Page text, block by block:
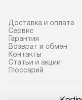
Доставка и оплата
Сервис
Гарантия
Возврат и обмен
Контакты
Статьи и акции
Глоссарий